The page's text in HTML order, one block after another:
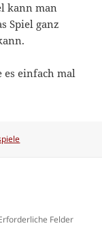
kann man
Spiel ganz
es einfach mal
Felder